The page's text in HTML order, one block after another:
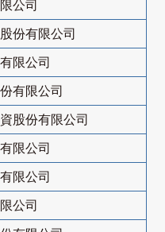
公司
份有限公司
限公司
有限公司
股份有限公司
限公司
限公司
公司